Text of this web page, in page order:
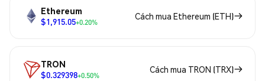
Ethereum
$1,915.05+0.20%
Cách mua Ethereum (ETH)
TRON
$0.329398+0.50%
Cách mua TRON (TRX)